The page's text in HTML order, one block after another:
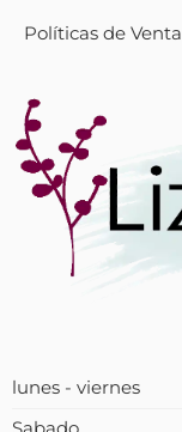
Políticas de Venta
lunes - viernes